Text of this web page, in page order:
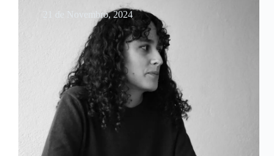
21 de Novembro, 2024